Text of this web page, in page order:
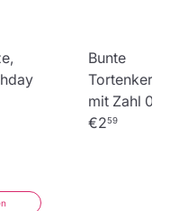
Bunte
Tortenkerze
mit Zahl 0-9
€259